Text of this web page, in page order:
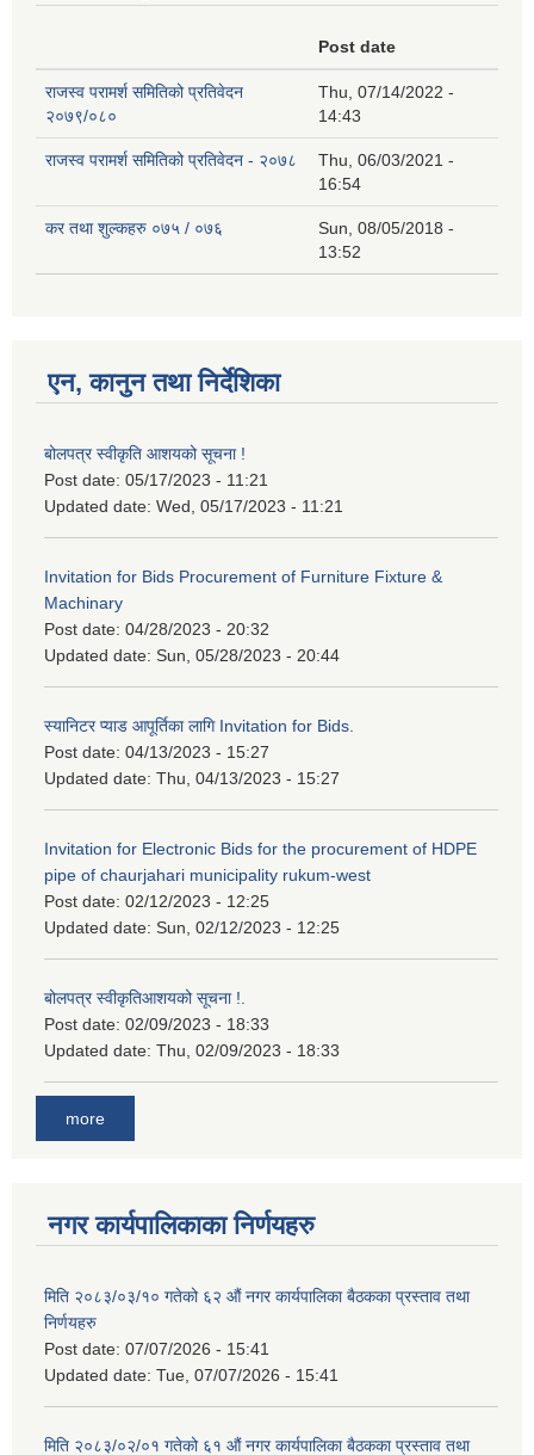
Post date
राजस्व परामर्श समितिको प्रतिवेदन
२०७९/०८०
Thu, 07/14/2022 -
14:43
राजस्व परामर्श समितिको प्रतिवेदन - २०७८
Thu, 06/03/2021 -
16:54
कर तथा शुल्कहरु ०७५ / ०७६
Sun, 08/05/2018 -
13:52
एन, कानुन तथा निर्देशिका
बोलपत्र स्वीकृति आशयको सूचना !
Post date: 05/17/2023 - 11:21
Updated date: Wed, 05/17/2023 - 11:21
Invitation for Bids Procurement of Furniture Fixture &
Machinary
Post date: 04/28/2023 - 20:32
Updated date: Sun, 05/28/2023 - 20:44
स्यानिटर प्याड आपूर्तिका लागि Invitation for Bids.
Post date: 04/13/2023 - 15:27
Updated date: Thu, 04/13/2023 - 15:27
Invitation for Electronic Bids for the procurement of HDPE
pipe of chaurjahari municipality rukum-west
Post date: 02/12/2023 - 12:25
Updated date: Sun, 02/12/2023 - 12:25
बोलपत्र स्वीकृतिआशयको सूचना !.
Post date: 02/09/2023 - 18:33
Updated date: Thu, 02/09/2023 - 18:33
more
नगर कार्यपालिकाका निर्णयहरु
मिति २०८३/०३/१० गतेको ६२ औं नगर कार्यपालिका बैठकका प्रस्ताव तथा
निर्णयहरु
Post date: 07/07/2026 - 15:41
Updated date: Tue, 07/07/2026 - 15:41
मिति २०८३/०२/०१ गतेको ६१ औं नगर कार्यपालिका बैठकका प्रस्ताव तथा